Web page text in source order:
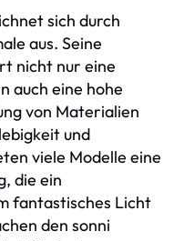
sich durch
aus. Seine
nicht nur eine
auch eine hohe
von Materialien
und
viele Modelle eine
die ein
fantastisches Licht
den sonni